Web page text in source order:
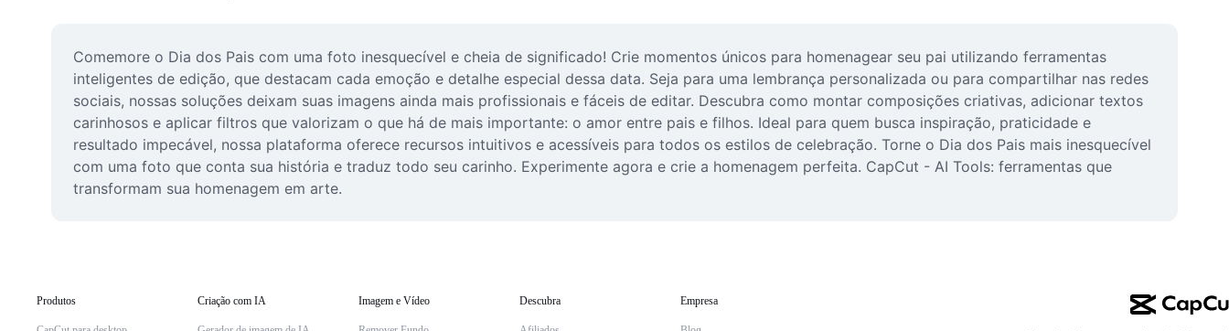
Comemore o Dia dos Pais com uma foto inesquecível e cheia de significado! Crie momentos únicos para homenagear seu pai utilizando ferramentas
inteligentes de edição, que destacam cada emoção e detalhe especial dessa data. Seja para uma lembrança personalizada ou para compartilhar nas redes
sociais, nossas soluções deixam suas imagens ainda mais profissionais e fáceis de editar. Descubra como montar composições criativas, adicionar textos
carinhosos e aplicar filtros que valorizam o que há de mais importante: o amor entre pais e filhos. Ideal para quem busca inspiração, praticidade e
resultado impecável, nossa plataforma oferece recursos intuitivos e acessíveis para todos os estilos de celebração. Torne o Dia dos Pais mais inesquecível
com uma foto que conta sua história e traduz todo seu carinho. Experimente agora e crie a homenagem perfeita. CapCut - AI Tools: ferramentas que
transformam sua homenagem em arte.
Produtos Criação com IA Imagem e Vídeo Descubra Empresa